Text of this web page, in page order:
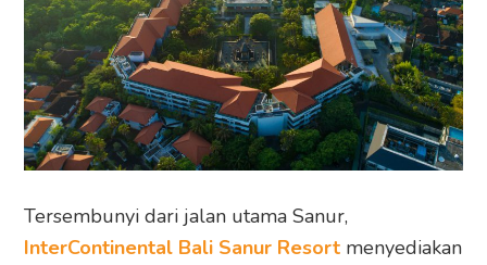
Tersembunyi dari jalan utama Sanur,
InterContinental Bali Sanur Resort menyediakan